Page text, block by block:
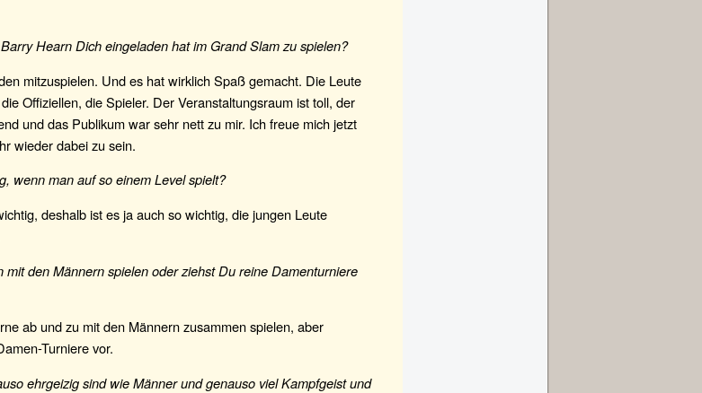
Hearn Dich eingeladen hat im Grand Slam zu spielen?
mitzuspielen. Und es hat wirklich Spaß gemacht. Die Leute
Offiziellen, die Spieler. Der Veranstaltungsraum ist toll, der
und das Publikum war sehr nett zu mir. Ich freue mich jetzt
wieder dabei zu sein.
wenn man auf so einem Level spielt?
deshalb ist es ja auch so wichtig, die jungen Leute
mit den Männern spielen oder ziehst Du reine Damenturniere
ab und zu mit den Männern zusammen spielen, aber
Turniere vor.
ehrgeizig sind wie Männer und genauso viel Kampfgeist und